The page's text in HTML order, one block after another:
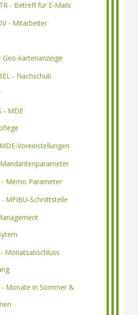
- Betreff für E-Mails
- Mitarbeiter
Geo-kartenanzeige
- Nachschub
- MDE
Voreinstellungen
- Memo Parameter
MFIBU-Schnittstelle
Monatsabschluss
- Monate in Sommer &